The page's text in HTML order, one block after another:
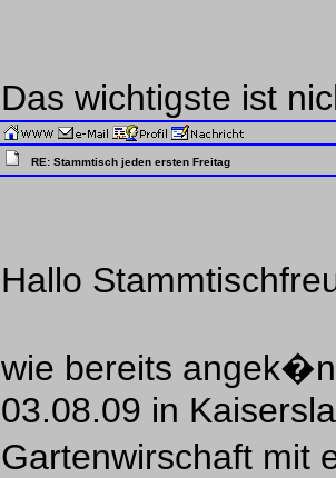
Das wichtigste ist
RE: Stammtisch jeden ersten Freitag
Hallo
wie bereits
03.08.09 in
Gartenwirschaft mit